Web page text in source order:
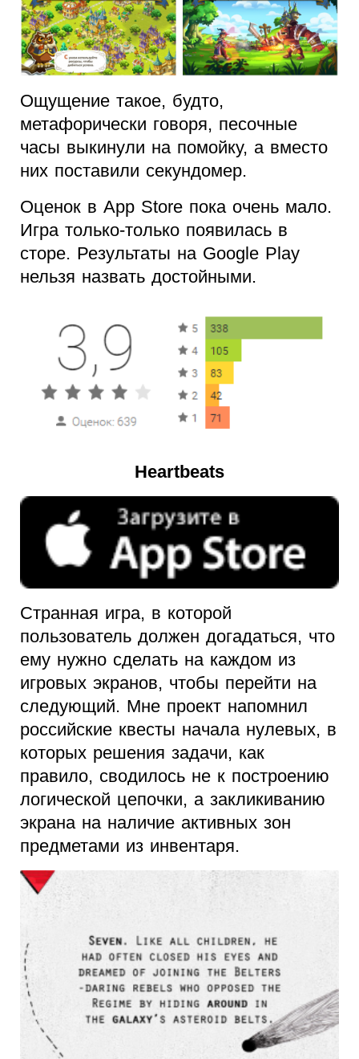
Ощущение такое, будто,
метафорически говоря, песочные
часы выкинули на помойку, а вместо
них поставили секундомер.
Оценок в App Store пока очень мало.
Игра только-только появилась в
сторе. Результаты на Google Play
нельзя назвать достойными.
Heartbeats
Странная игра, в которой
пользователь должен догадаться, что
ему нужно сделать на каждом из
игровых экранов, чтобы перейти на
следующий. Мне проект напомнил
российские квесты начала нулевых, в
которых решения задачи, как
правило, сводилось не к построению
логической цепочки, а закликиванию
экрана на наличие активных зон
предметами из инвентаря.